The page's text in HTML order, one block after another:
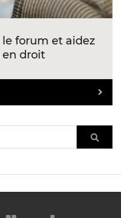
forum et aidez
droit